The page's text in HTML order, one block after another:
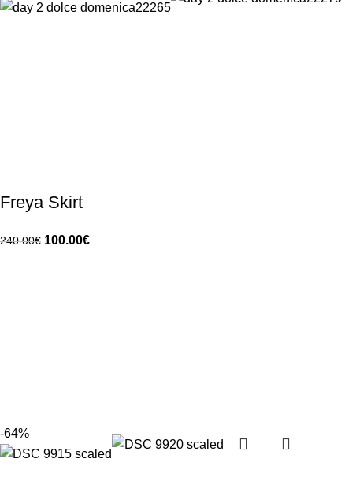
Freya Skirt
240.00€ 100.00€
-64%